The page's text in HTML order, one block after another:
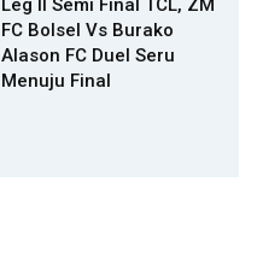
Leg II Semi Final TCL, ZM
FC Bolsel Vs Burako
Alason FC Duel Seru
Menuju Final